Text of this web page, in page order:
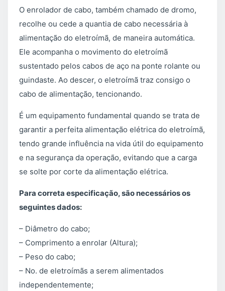
O enrolador de cabo, também chamado de dromo,
recolhe ou cede a quantia de cabo necessária à
alimentação do eletroímã, de maneira automática.
Ele acompanha o movimento do eletroímã
sustentado pelos cabos de aço na ponte rolante ou
guindaste. Ao descer, o eletroímã traz consigo o
cabo de alimentação, tencionando.
É um equipamento fundamental quando se trata de
garantir a perfeita alimentação elétrica do eletroímã,
tendo grande influência na vida útil do equipamento
e na segurança da operação, evitando que a carga
se solte por corte da alimentação elétrica.
Para correta especificação, são necessários os
seguintes dados:
– Diâmetro do cabo;
– Comprimento a enrolar (Altura);
– Peso do cabo;
– No. de eletroímãs a serem alimentados
independentemente;